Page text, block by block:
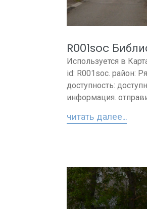
R001soc
Используется в
id: R001soc. район:
доступность:
информация.
читать далее...